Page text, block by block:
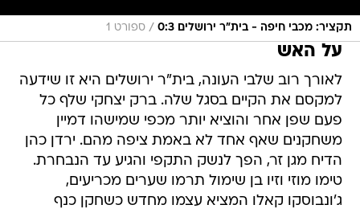
תקציר: מכבי חיפה - בית"ר ירושלים 0:3 / ספורט 1
על האש
לאורך רוב שלבי העונה, בית"ר ירושלים היא זו שידעה
למקסם את הקיים בסגל שלה. ברק יצחקי שלף כל
פעם שפן אחר והוציא יותר מכפי שמישהו דמיין
משחקנים שאף אחד לא באמת ציפה מהם. ירדן כהן
הדיח מגן זר, הפך לנשק התקפי והגיע עד הנבחרת.
טימו מוזי וזיו בן שימול תרמו שערים מכריעים,
ג'ונבוסקו קאלו המציא עצמו מחדש כשחקן כנף